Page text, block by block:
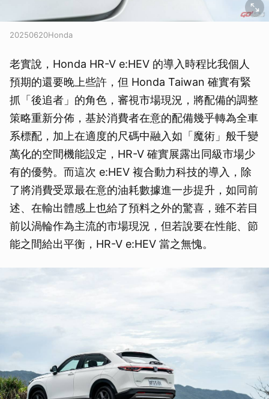
20250620Honda
老實說，Honda HR-V e:HEV 的導入時程比我個人
預期的還要晚上些許，但 Honda Taiwan 確實有緊
抓「後追者」的角色，審視市場現況，將配備的調整
策略重新分佈，基於消費者在意的配備幾乎轉為全車
系標配，加上在適度的尺碼中融入如「魔術」般千變
萬化的空間機能設定，HR-V 確實展露出同級市場少
有的優勢。而這次 e:HEV 複合動力科技的導入，除
了將消費受眾最在意的油耗數據進一步提升，如同前
述、在輸出體感上也給了預料之外的驚喜，雖不若目
前以渦輪作為主流的市場現況，但若說要在性能、節
能之間給出平衡，HR-V e:HEV 當之無愧。